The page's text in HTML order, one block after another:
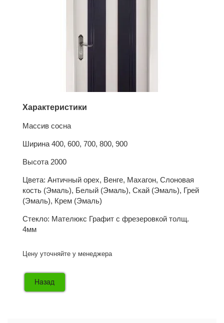
Характеристики
Массив сосна
Ширина 400, 600, 700, 800, 900
Высота 2000
Цвета: Античный орех, Венге, Махагон, Слоновая
кость (Эмаль), Белый (Эмаль), Скай (Эмаль), Грей
(Эмаль), Крем (Эмаль)
Стекло: Мателюкс Графит с фрезеровкой толщ.
4мм
Цену уточняйте у менеджера